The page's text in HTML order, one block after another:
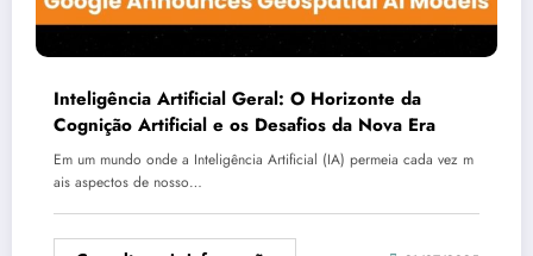
Inteligência Artificial Geral: O Horizonte da
Cognição Artificial e os Desafios da Nova Era
Em um mundo onde a Inteligência Artificial (IA) permeia cada vez m
ais aspectos de nosso…